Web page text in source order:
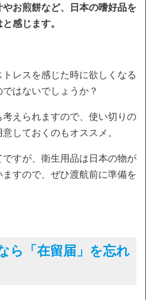
お煎餅など、日本の嗜好品を
感じます。
レスを感じた時に欲しくなる
はないでしょうか？
えられますので、使い切りの
しておくのもオススメ。
すが、衛生用品は日本の物が
すので、ぜひ渡航前に準備を
ら「在留届」を忘れ